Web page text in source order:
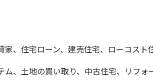
家、住宅ローン、建売住宅、ローコスト
、土地の買い取り、中古住宅、リフォ